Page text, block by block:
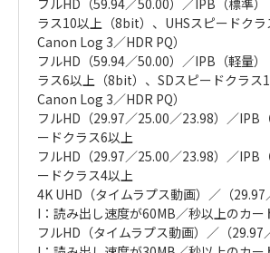
フルHD（59.94／50.00）／IPB（標準）
ラス10以上（8bit）、UHSスピードク
Canon Log 3／HDR PQ）
フルHD（59.94／50.00）／IPB（軽量）
ラス6以上（8bit）、SDスピードクラス
Canon Log 3／HDR PQ）
フルHD（29.97／25.00／23.98）／IPB
ードクラス6以上
フルHD（29.97／25.00／23.98）／IPB
ードクラス4以上
4K UHD（タイムラプス動画）／（
I：読み出し速度が60MB／秒以上のカー
フルHD（タイムラプス動画）／（29.97